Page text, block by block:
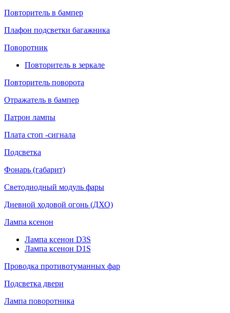
Повторитель в бампер
Плафон подсветки багажника
Поворотник
Повторитель в зеркале
Повторитель поворота
Отражатель в бампер
Патрон лампы
Плата стоп -сигнала
Подсветка
Фонарь (габарит)
Светодиодный модуль фары
Дневной ходовой огонь (ДХО)
Лампа ксенон
Лампа ксенон D3S
Лампа ксенон D1S
Проводка противотуманных фар
Подсветка двери
Лампа поворотника